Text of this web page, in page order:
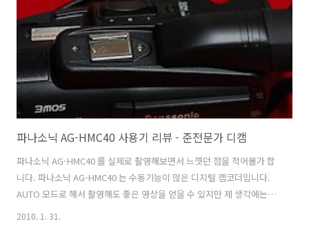
들도 있었기 때문입니다. 실제로 재생해보면 어떤지 그리고 그 큰 원본
동영상을 웹에 올려놓고 ..
파나소닉 AG-HMC40 사용기 리뷰 - 준전문가 디캠
파나소닉 AG-HMC40 를 실제로 촬영해보면서 느꼇던 점을 적어볼가 합
니다. 파나소닉 AG-HMC40 는 수동기능이 많은 디지털 캠코더입니다.
AUTO 모드로 해서 촬영해도 좋은 영상을 얻을 수 있지만 제 생각에는
40만원대-50만원대의 디지털 캠코더를 사용한다면 가끔 특별한 영상을
2010. 1. 31.